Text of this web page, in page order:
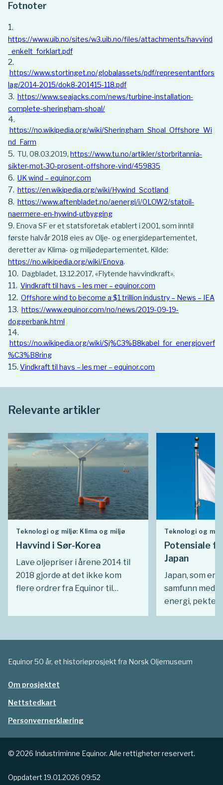
Fotnoter
https://www.uib.no/sites/w3.uib.no/files/attachments/havvind
_enkelt_forklart.pdf
https://www.stortinget.no/globalassets/pdf/representantfors
lag/2014-2015/dok8-201415-118.pdf
https://www.seajacks.com/news/turbine-installation-
complete-sheringham-shoal/
https://no.wikipedia.org/wiki/Sheringham_Shoal_Offshore_Wi
nd_Farm
TU, 08.03.2019, https://www.tu.no/artikler/storbritannia-
sikter-mot-30-prosent-offshore-vind/459835
UK wind – equinor.com
https://en.wikipedia.org/wiki/Hywind_Scotland
https://www.aftenbladet.no/aenergi/i/0LOW2/statoil-
naermere-en-hywind-utbygging
Enova SF er et statsforetak etablert i 2001, som inntil
første halvår 2018 eies av Olje- og energidepartementet,
deretter av Klima- og miljødepartementet. Kilde:
https://no.wikipedia.org/wiki/Enova.
Dagbladet, 13.12.2017, «Flytende havvindkraft».
Vindkraft til havs – les mer – equinor.com
Offshore wind to become a $1 trillion industry – News – IEA
https://www.equinor.com/no/news/2019-09-19-
doggerbank.html
https://no.wikipedia.org/wiki/Sj%C3%B8kabel_for_energioverf
%C3%B8ring
Vindkraft til havs – les mer – equinor.com
Relevante artikler
Teknologi og miljø: Klima og miljø
Havvind i Sør-Korea
Lave oljepriser i årene 2014 til
2018 gjorde at det ikke kom
flere ordrer fra Equinor til
Det betydde likevel ikke at
så mulighetene for et nytt
fornybar energi i det teknisk
Teknologi og
Potensiale
Japan
Japan, som er
samfunn med
energi, pekte
marked for
fornybare
etablerte
Equinor 50 år, et historieprosjekt fra Norsk Oljemuseum
Om prosjektet
Nettstedkart
Personvernerklæring
© 2026 Industriminne Equinor. Alle rettigheter reservert.
Oppdatert 19.01.2026 09:52